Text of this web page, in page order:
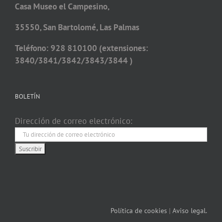
Casa Museo el Campesino,
35550, San Bartolomé, Las Palmas
Teléfono: 928 810100 (extensiones:
3840/3841/3842/3843/3844 )
BOLETÍN
Dirección de correo electrónico:
Política de cookies | Aviso legal.